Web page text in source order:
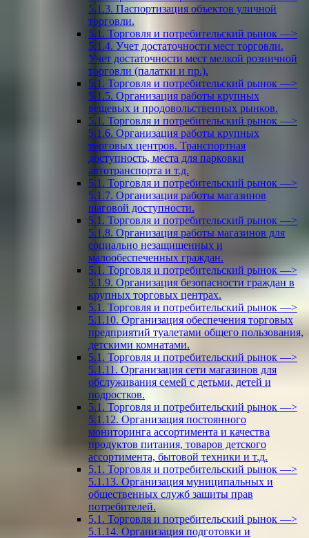
5.1.3. Паспортизация объектов уличной
торговли.
5.1. Торговля и потребительский рынок —>
5.1.4. Учет достаточности мест торговли.
Учет достаточности мест мелкой розничной
торговли (палатки и пр.).
5.1. Торговля и потребительский рынок —>
5.1.5. Организация работы крупных
вещевых и продовольственных рынков.
5.1. Торговля и потребительский рынок —>
5.1.6. Организация работы крупных
торговых центров. Транспортная
доступность, места для парковки
автотранспорта и т.д.
5.1. Торговля и потребительский рынок —>
5.1.7. Организация работы магазинов
шаговой доступности.
5.1. Торговля и потребительский рынок —>
5.1.8. Организация работы магазинов для
социально незащищенных и
малообеспеченных граждан.
5.1. Торговля и потребительский рынок —>
5.1.9. Организация безопасности граждан в
крупных торговых центрах.
5.1. Торговля и потребительский рынок —>
5.1.10. Организация обеспечения торговых
предприятий туалетами общего пользования,
детскими комнатами.
5.1. Торговля и потребительский рынок —>
5.1.11. Организация сети магазинов для
обслуживания семей с детьми, детей и
подростков.
5.1. Торговля и потребительский рынок —>
5.1.12. Организация постоянного
мониторинга ассортимента и качества
продуктов питания, товаров детского
ассортимента, бытовой техники и т.д.
5.1. Торговля и потребительский рынок —>
5.1.13. Организация муниципальных и
общественных служб зашиты прав
потребителей.
5.1. Торговля и потребительский рынок —>
5.1.14. Организация подготовки и